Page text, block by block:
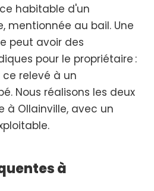
habitable d'un
mentionnée au bail. Une
peut avoir des
pour le propriétaire :
relevé à un
Nous réalisons les deux
à Ollainville, avec un
à